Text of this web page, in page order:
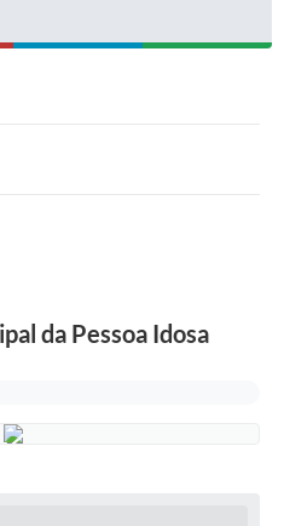
da Pessoa Idosa